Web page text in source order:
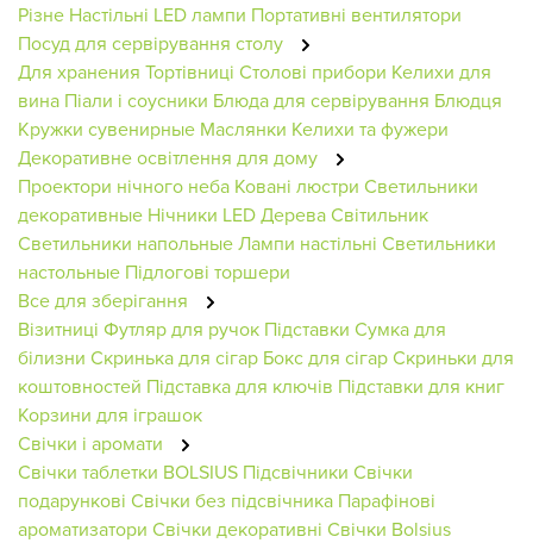
Різне Настільні LED лампи Портативні вентилятори
Посуд для сервірування столу
Для хранения Тортівниці Столові прибори Келихи для
вина Піали і соусники Блюда для сервірування Блюдця
Кружки сувенирные Маслянки Келихи та фужери
Декоративне освітлення для дому
Проектори нічного неба Ковані люстри Светильники
декоративные Нічники LED ДереваСвітильник
Светильники напольныеЛампи настільні Светильники
настольные Підлогові торшери
Все для зберігання
Візитниці Футляр для ручок Підставки Сумка для
білизни Скринька для сігар Бокс для сігарСкриньки для
коштовностей Підставка для ключів Підставки для книг
Корзини для іграшок
Свічки і аромати
Свічки таблетки BOLSIUS Підсвічники Свічки
подарункові Свічки без підсвічника Парафінові
ароматизатори Свічки декоративні Свічки Bolsius